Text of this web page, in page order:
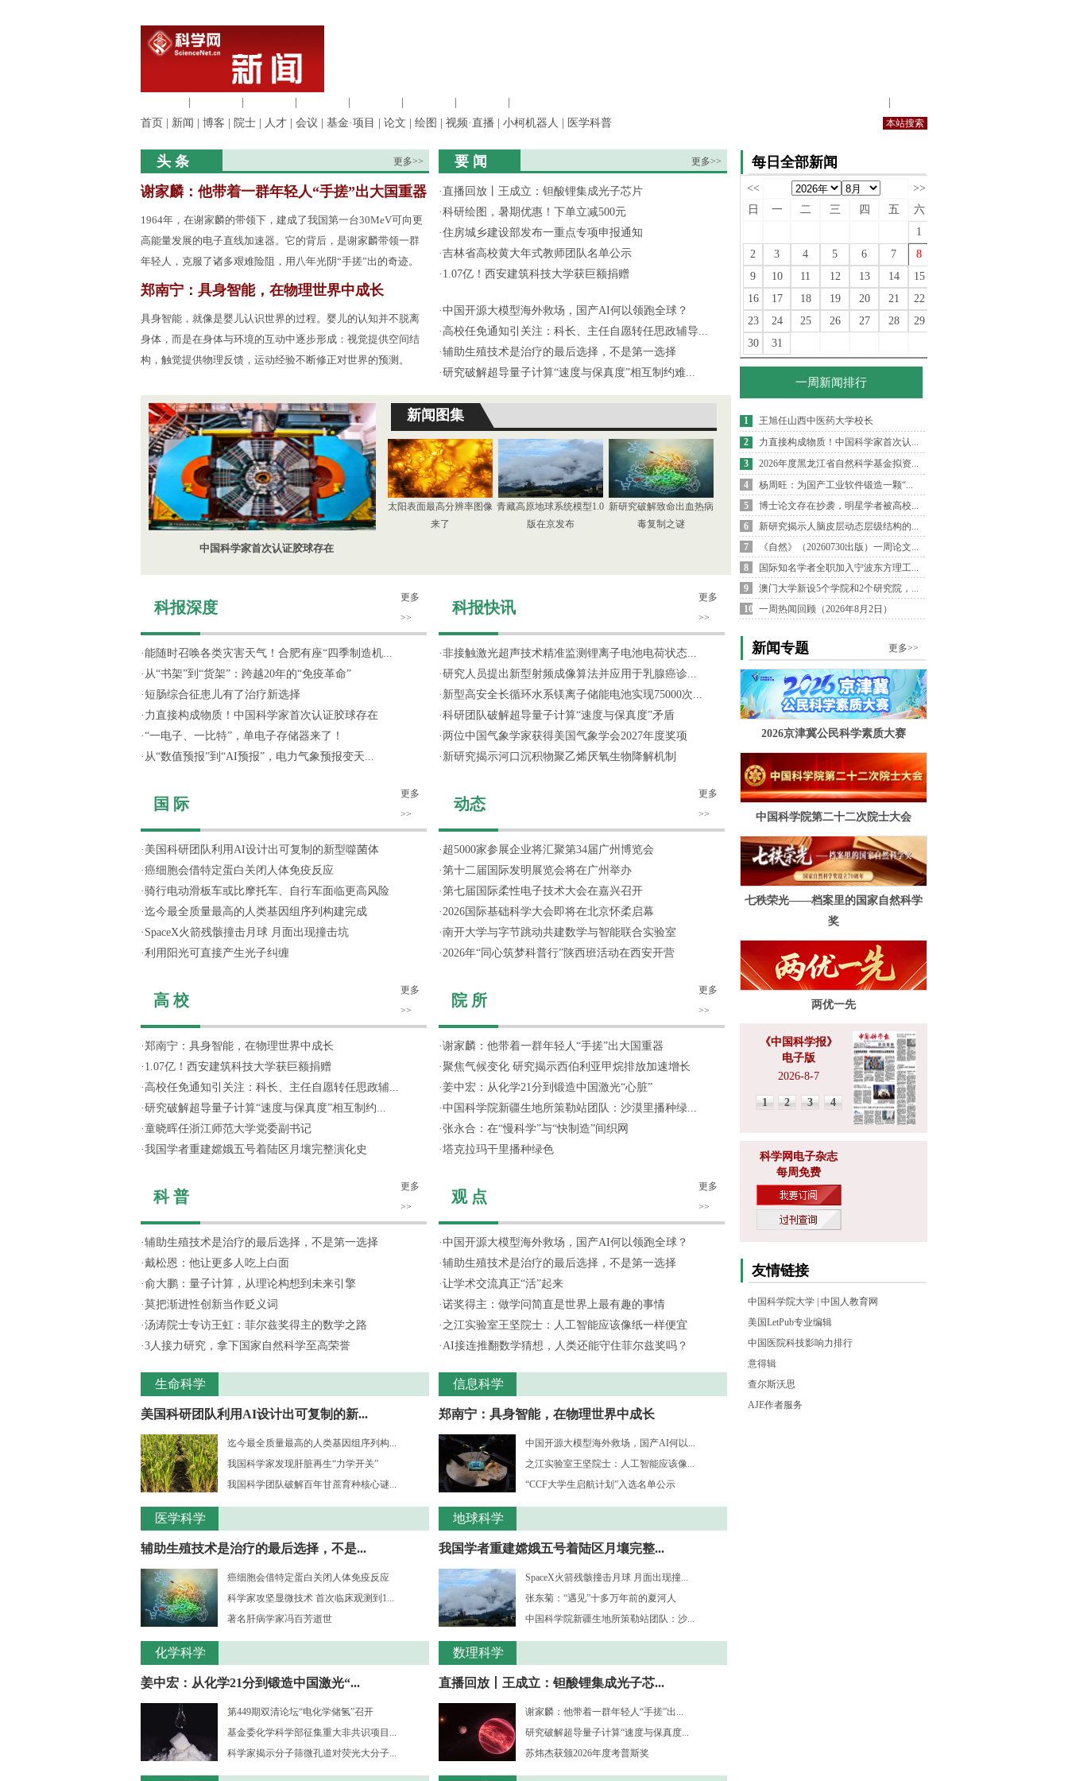
首页
新闻 博客 院士 人才 会议 基金·项目 论文 绘图 视频·直播 小柯机器人 医学科普
头 条 更多>>
谢家麟：他带着一群年轻人“手搓”出大国重器
1964年，在谢家麟的带领下，建成了我国第一台30MeV可向更
高能量发展的电子直线加速器。它的背后，是谢家麟带领一群
年轻人，克服了诸多艰难险阻，用八年光阴“手搓”出的奇迹。
郑南宁：具身智能，在物理世界中成长
具身智能，就像是婴儿认识世界的过程。婴儿的认知并不脱离
身体，而是在身体与环境的互动中逐步形成：视觉提供空间结
构，触觉提供物理反馈，运动经验不断修正对世界的预测。
要 闻 更多>>
·直播回放丨王成立：钽酸锂集成光子芯片
·科研绘图，暑期优惠！下单立减500元
·住房城乡建设部发布一重点专项申报通知
·吉林省高校黄大年式教师团队名单公示
· 1.07亿！西安建筑科技大学获巨额捐赠
·中国开源大模型海外救场，国产AI何以领跑全球？
· 高校任免通知引关注：科长、主任自愿转任思政辅导...
·辅助生殖技术是治疗的最后选择，不是第一选择
·研究破解超导量子计算“速度与保真度”相互制约难...
中国科学家首次认证胶球存在
新闻图集
太阳表面最高分辨率图像
来了
青藏高原地球系统模型1.0
版在京发布
新研究破解致命出血热病
毒复制之谜
科报深度
更多
>>
·能随时召唤各类灾害天气！合肥有座“四季制造机...
· 从“书架”到“货架”：跨越20年的“免疫革命”
· 短肠综合征患儿有了治疗新选择
· 力直接构成物质！中国科学家首次认证胶球存在
·“一电子、一比特”，单电子存储器来了！
· 从“数值预报”到“AI预报”，电力气象预报变天...
国 际
更多
>>
· 美国科研团队利用AI设计出可复制的新型噬菌体
·癌细胞会借特定蛋白关闭人体免疫反应
·骑行电动滑板车或比摩托车、自行车面临更高风险
·迄今最全质量最高的人类基因组序列构建完成
· SpaceX火箭残骸撞击月球 月面出现撞击坑
·利用阳光可直接产生光子纠缠
高 校
更多
>>
·郑南宁：具身智能，在物理世界中成长
· 1.07亿！西安建筑科技大学获巨额捐赠
· 高校任免通知引关注：科长、主任自愿转任思政辅...
·研究破解超导量子计算“速度与保真度”相互制约...
·童晓晖任浙江师范大学党委副书记
·我国学者重建嫦娥五号着陆区月壤完整演化史
科 普
更多
>>
·辅助生殖技术是治疗的最后选择，不是第一选择
·戴松恩：他让更多人吃上白面
·俞大鹏：量子计算，从理论构想到未来引擎
·莫把渐进性创新当作贬义词
·汤涛院士专访王虹：菲尔兹奖得主的数学之路
·3人接力研究，拿下国家自然科学至高荣誉
生命科学
美国科研团队利用AI设计出可复制的新...
迄今最全质量最高的人类基因组序列构...
我国科学家发现肝脏再生“力学开关”
我国科学团队破解百年甘蔗育种核心谜...
医学科学
辅助生殖技术是治疗的最后选择，不是...
癌细胞会借特定蛋白关闭人体免疫反应
科学家攻坚显微技术 首次临床观测到1...
著名肝病学家冯百芳逝世
化学科学
姜中宏：从化学21分到锻造中国激光“...
第449期双清论坛“电化学储氢”召开
基金委化学科学部征集重大非共识项目...
科学家揭示分子筛微孔道对荧光大分子...
科报快讯
更多
>>
·非接触激光超声技术精准监测锂离子电池电荷状态...
·研究人员提出新型射频成像算法并应用于乳腺癌诊...
· 新型高安全长循环水系镁离子储能电池实现75000次...
·科研团队破解超导量子计算“速度与保真度”矛盾
· 两位中国气象学家获得美国气象学会2027年度奖项
· 新研究揭示河口沉积物聚乙烯厌氧生物降解机制
动态
更多
>>
· 超5000家参展企业将汇聚第34届广州博览会
·第十二届国际发明展览会将在广州举办
·第七届国际柔性电子技术大会在嘉兴召开
·2026国际基础科学大会即将在北京怀柔启幕
·南开大学与字节跳动共建数学与智能联合实验室
·2026年“同心筑梦科普行”陕西班活动在西安开营
院 所
更多
>>
·谢家麟：他带着一群年轻人“手搓”出大国重器
·聚焦气候变化 研究揭示西伯利亚甲烷排放加速增长
·姜中宏：从化学21分到锻造中国激光“心脏”
·中国科学院新疆生地所策勒站团队：沙漠里播种绿...
·张永合：在“慢科学”与“快制造”间织网
·塔克拉玛干里播种绿色
观 点
更多
>>
·中国开源大模型海外救场，国产AI何以领跑全球？
·辅助生殖技术是治疗的最后选择，不是第一选择
·让学术交流真正“活”起来
·诺奖得主：做学问简直是世界上最有趣的事情
· 之江实验室王坚院士：人工智能应该像纸一样便宜
·AI接连推翻数学猜想，人类还能守住菲尔兹奖吗？
信息科学
郑南宁：具身智能，在物理世界中成长
中国开源大模型海外救场，国产AI何以...
之江实验室王坚院士：人工智能应该像...
“CCF大学生启航计划”入选名单公示
地球科学
我国学者重建嫦娥五号着陆区月壤完整...
SpaceX火箭残骸撞击月球 月面出现撞...
张东菊：“遇见”十多万年前的夏河人
中国科学院新疆生地所策勒站团队：沙...
数理科学
直播回放丨王成立：钽酸锂集成光子芯...
谢家麟：他带着一群年轻人“手搓”出...
研究破解超导量子计算“速度与保真度...
苏炜杰获颁2026年度考普斯奖
每日全部新闻
<<
>>
日
一 二 三 四 五
六
1
2
3 4 5 6 7
8
9
10 11 12 13 14
15
16
17 18 19 20 21
22
23
24 25 26 27 28
29
30
31
一周新闻排行
1
王旭任山西中医药大学校长
2
力直接构成物质！中国科学家首次认...
3
2026年度黑龙江省自然科学基金拟资...
4
杨周旺：为国产工业软件锻造一颗“...
5
博士论文存在抄袭，明星学者被高校...
6
新研究揭示人脑皮层动态层级结构的...
7
《自然》（20260730出版）一周论文...
8
国际知名学者全职加入宁波东方理工...
9
澳门大学新设5个学院和2个研究院，...
10 一周热闻回顾（2026年8月2日）
新闻专题 更多>>
2026京津冀公民科学素质大赛
中国科学院第二十二次院士大会
七秩荣光——档案里的国家自然科学
奖
两优一先
《中国科学报》
电子版
2026-8-7
1 2 3 4
科学网电子杂志
每周免费
友情链接
中国科学院大学 中国人教育网
美国LetPub专业编辑
中国医院科技影响力排行
意得辑
查尔斯沃思
AJE作者服务